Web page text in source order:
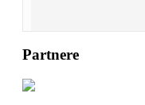
Partnere